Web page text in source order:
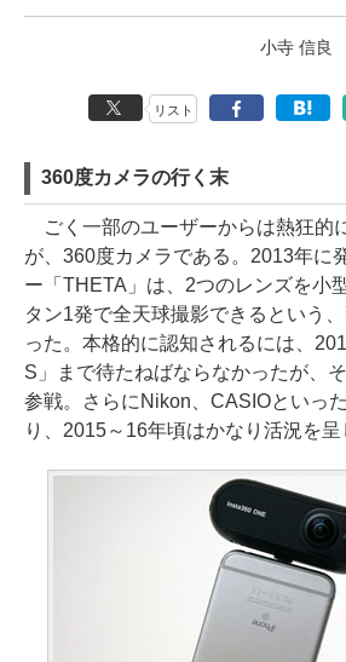
小寺 信良
リスト
360度カメラの行く末
ごく一部のユーザーからは熱狂的
が、360度カメラである。2013年に
ー「THETA」は、2つのレンズを小
タン1発で全天球撮影できるという
った。本格的に認知されるには、
S」まで待たねばならなかったが、
参戦。さらにNikon、CASIOといっ
り、2015～16年頃はかなり活況を呈